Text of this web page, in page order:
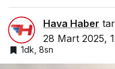
Hava Haber
28 Mart 2025,
1dk, 8sn